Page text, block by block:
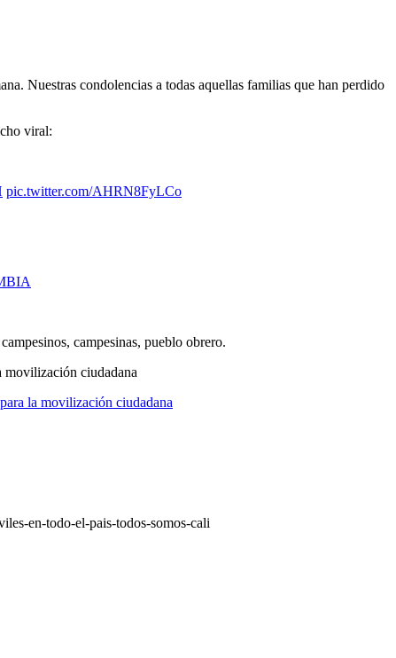
Nuestras condolencias a todas aquellas familias que han perdido
viral:
pic.twitter.com/AHRN8FyLCo
campesinas, pueblo obrero.
movilización ciudadana
la movilización ciudadana
en-todo-el-pais-todos-somos-cali